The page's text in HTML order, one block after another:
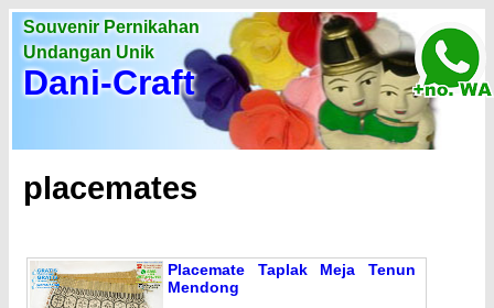
Souvenir Pernikahan
Undangan Unik
Dani-Craft
placemates
Placemate Taplak Meja Tenun
Mendong